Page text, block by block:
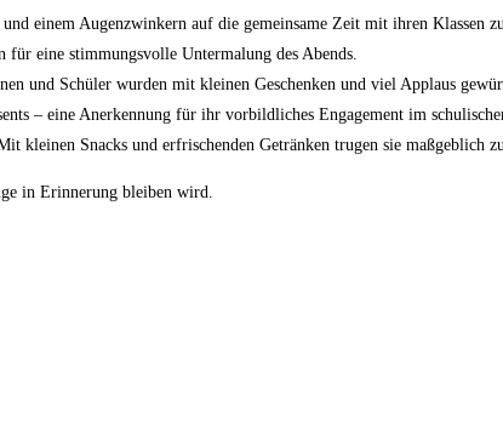
einem Augenzwinkern auf die gemeinsame Zeit mit ihren Klassen
für eine stimmungsvolle Untermalung des Abends.
und Schüler wurden mit kleinen Geschenken und viel Applaus
– eine Anerkennung für ihr vorbildliches Engagement im
kleinen Snacks und erfrischenden Getränken trugen sie maßgeblich
in Erinnerung bleiben wird.